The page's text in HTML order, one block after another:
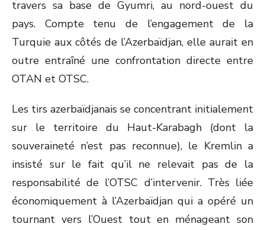
travers sa base de Gyumri, au nord-ouest du
pays. Compte tenu de l’engagement de la
Turquie aux côtés de l’Azerbaïdjan, elle aurait en
outre entraîné une confrontation directe entre
OTAN et OTSC.
Les tirs azerbaïdjanais se concentrant initialement
sur le territoire du Haut-Karabagh (dont la
souveraineté n’est pas reconnue), le Kremlin a
insisté sur le fait qu’il ne relevait pas de la
responsabilité de l’OTSC d’intervenir. Très liée
économiquement à l’Azerbaïdjan qui a opéré un
tournant vers l’Ouest tout en ménageant son